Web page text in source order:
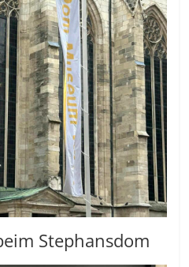
Stephansdom